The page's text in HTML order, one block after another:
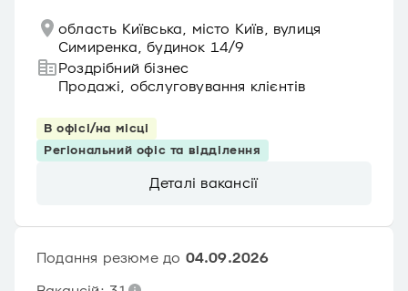
область Київська, місто Київ, вулиця
Симиренка, будинок 14/9
Роздрібний бізнес
Продажі, обслуговування клієнтів
В офісі/на місці
Регіональний офіс та відділення
Деталі вакансії
Подання резюме до 04.09.2026